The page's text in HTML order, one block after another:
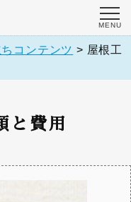
コンテンツ > 屋根工
と費用